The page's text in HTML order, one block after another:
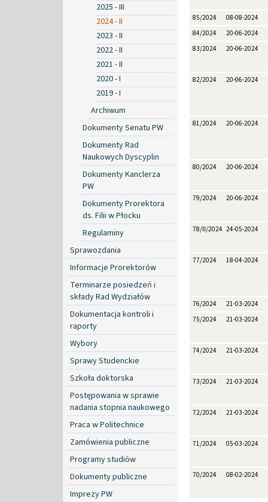
2025 - III
2024 - II
2023 - II
2022 - II
2021 - II
2020 - I
2019 - I
Archiwum
Dokumenty Senatu PW
Dokumenty Rad
Naukowych Dyscyplin
Dokumenty Kanclerza
PW
Dokumenty Prorektora
ds. Filii w Płocku
Regulaminy
Sprawozdania
Informacje Prorektorów
Terminarze posiedzeń i
składy Rad Wydziałów
Dokumentacja kontroli i
raporty
Wybory
Sprawy Studenckie
Szkoła doktorska
Postępowania w sprawie
nadania stopnia naukowego
Praca w Politechnice
Zamówienia publiczne
Programy studiów
Dokumenty publiczne
Imprezy PW
85/2024
08-08-2024
84/2024
20-06-2024
83/2024
20-06-2024
82/2024 20-06-2024
81/2024 20-06-2024
80/2024 20-06-2024
79/2024 20-06-2024
78/II/2024 24-05-2024
77/2024 18-04-2024
76/2024
21-03-2024
75/2024
21-03-2024
74/2024 21-03-2024
73/2024 21-03-2024
72/2024 21-03-2024
71/2024 05-03-2024
70/2024 08-02-2024